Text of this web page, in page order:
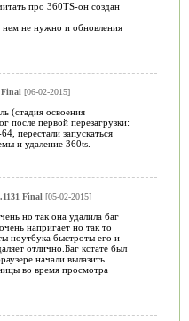
про 360TS-он создан
нем не нужно и обновления
Final [06-02-2015]
(стадия освоения
после первой перезагрузки:
перестали запускаться
и удаление 360ts.
Final [05-02-2015]
но так она удалила баг
напригает но так то
ноутбука быстроты его и
отлично.Баг кстате был
начали вылазить
во время просмотра